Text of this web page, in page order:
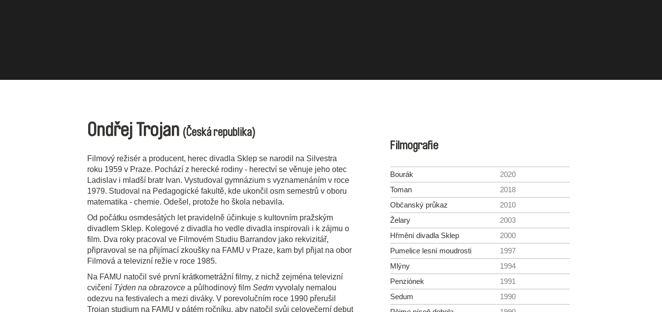
Ondřej Trojan (Česká republika)
Filmový režisér a producent, herec divadla Sklep se narodil na Silvestra
roku 1959 v Praze. Pochází z herecké rodiny - herectví se věnuje jeho otec
Ladislav i mladší bratr Ivan. Vystudoval gymnázium s vyznamenáním v roce
1979. Studoval na Pedagogické fakultě, kde ukončil osm semestrů v oboru
matematika - chemie. Odešel, protože ho škola nebavila.
Od počátku osmdesátých let pravidelně účinkuje s kultovním pražským
divadlem Sklep. Kolegové z divadla ho vedle divadla inspirovali i k zájmu o
film. Dva roky pracoval ve Filmovém Studiu Barrandov jako rekvizitář,
připravoval se na přijímací zkoušky na FAMU v Praze, kam byl přijat na obor
Filmová a televizní režie v roce 1985.
Na FAMU natočil své první krátkometrážní filmy, z nichž zejména televizní
cvičení Týden na obrazovce a půlhodinový film Sedm vyvolaly nemalou
odezvu na festivalech a mezi diváky. V porevolučním roce 1990 přerušil
Trojan studium na FAMU v pátém ročníku, aby natočil svůj celovečerní debut
Filmografie
Bourák
2020
Toman
2018
Občanský průkaz
2010
Želary
2003
Hřmění divadla Sklep
2000
Pumelice lesní moudrosti
1997
Mlýny
1994
Penziónek
1991
Sedum
1990